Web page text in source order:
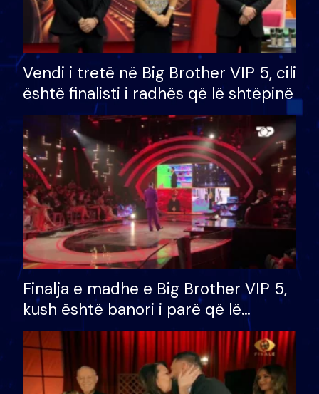
Vendi i tretë në Big Brother VIP 5, cili
është finalisti i radhës që lë shtëpinë
Finalja e madhe e Big Brother VIP 5,
kush është banori i parë që lë
shtëpinë dhe humb mundësinë për
të fituar çmimin e madh